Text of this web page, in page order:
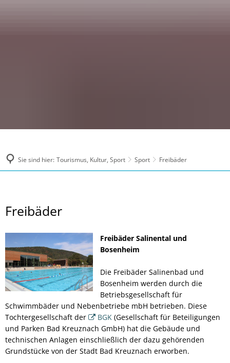
Sie sind hier: Tourismus, Kultur, Sport Sport Freibäder
Freibäder
Freibäder
Freibäder Salinental und
Bosenheim
Die Freibäder Salinenbad und
Bosenheim werden durch die
Betriebsgesellschaft für
Schwimmbäder und Nebenbetriebe mbH betrieben. Diese
Tochtergesellschaft der
BGK(Gesellschaft für Beteiligungen
und Parken Bad Kreuznach GmbH) hat die Gebäude und
technischen Anlagen einschließlich der dazu gehörenden
Grundstücke von der Stadt Bad Kreuznach erworben.